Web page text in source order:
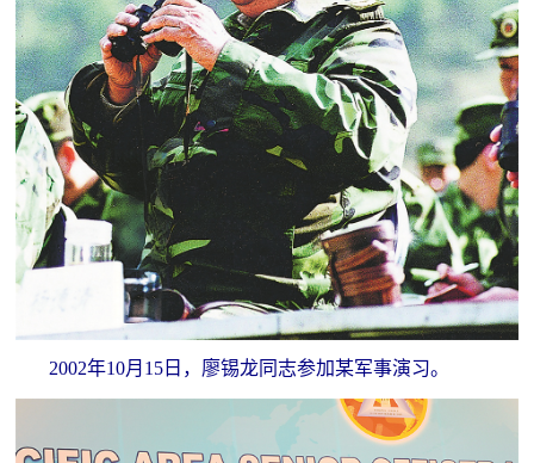
2002年10月15日，廖锡龙同志参加某军事演习。